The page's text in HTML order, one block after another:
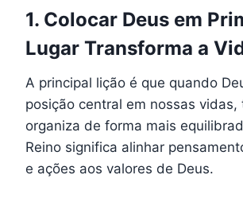
1. Colocar Deus em
Lugar Transforma a
A principal lição é que quando
posição central em nossas vidas,
organiza de forma mais
Reino significa alinhar
e ações aos valores de Deus.